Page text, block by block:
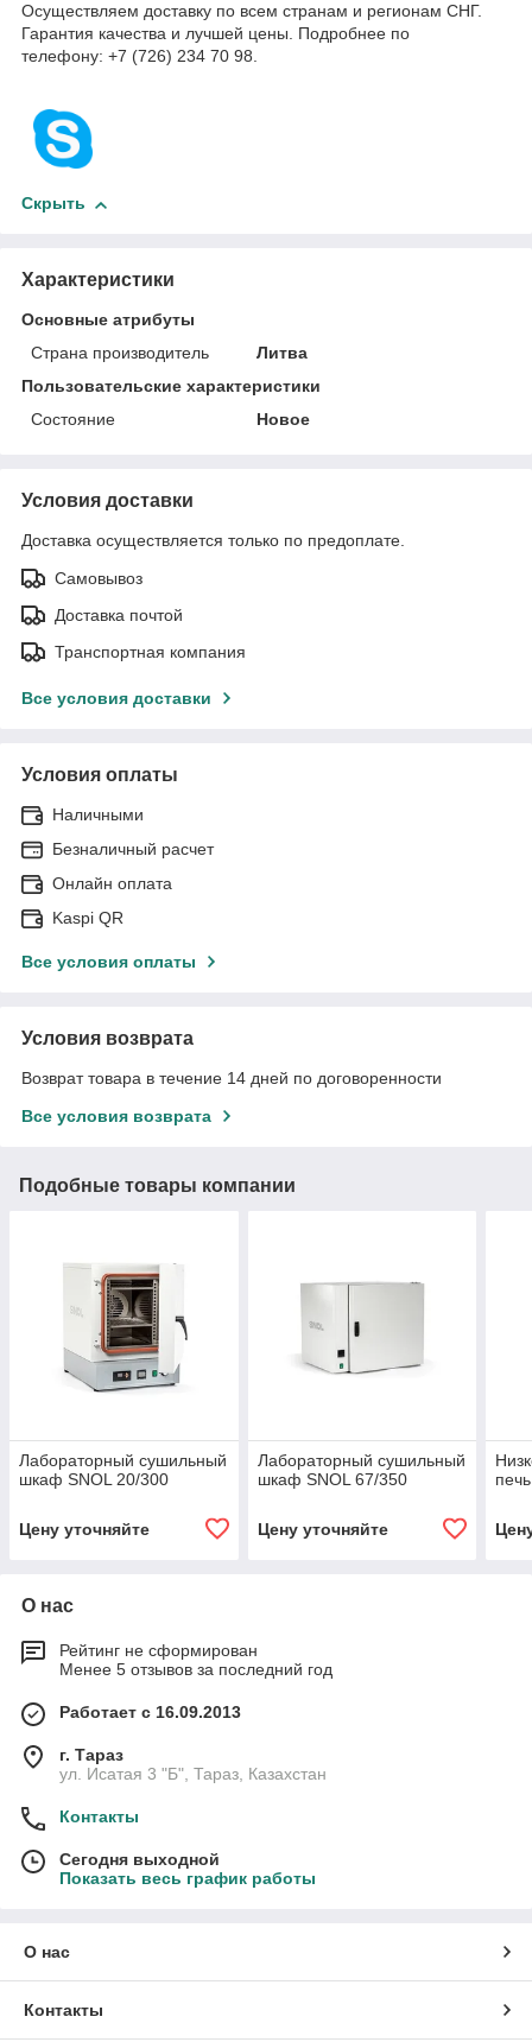
Осуществляем доставку по всем странам и регионам СНГ.
Гарантия качества и лучшей цены. Подробнее по
телефону: +7 (726) 234 70 98.
Скрыть
Характеристики
Основные атрибуты
Страна производитель
Литва
Пользовательские характеристики
Состояние
Новое
Условия доставки
Доставка осуществляется только по предоплате.
Самовывоз
Доставка почтой
Транспортная компания
Все условия доставки
Условия оплаты
Наличными
Безналичный расчет
Онлайн оплата
Kaspi QR
Все условия оплаты
Условия возврата
Возврат товара в течение 14 дней по договоренности
Все условия возврата
Подобные товары компании
Лабораторный сушильный
шкаф SNOL 20/300
Цену уточняйте
Лабораторный сушильный
шкаф SNOL 67/350
Цену уточняйте
О нас
Рейтинг не сформирован
Менее 5 отзывов за последний год
Работает с 16.09.2013
г. Тараз
ул. Исатая 3 "Б", Тараз, Казахстан
Контакты
Сегодня выходной
Показать весь график работы
О нас
Контакты